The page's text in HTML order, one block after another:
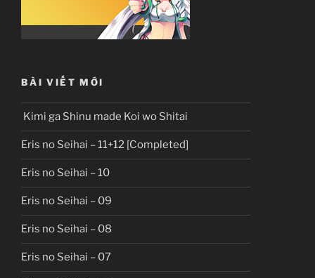
BÀI VIẾT MỚI
Kimi ga Shinu made Koi wo Shitai
Eris no Seihai – 11+12 [Completed]
Eris no Seihai – 10
Eris no Seihai – 09
Eris no Seihai – 08
Eris no Seihai – 07